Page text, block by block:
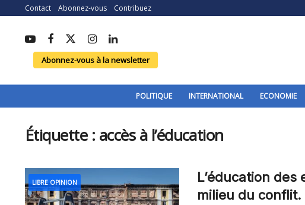
Contact Abonnez-vous Contribuez
Abonnez-vous à la newsletter
POLITIQUE INTERNATIONAL ECONOMIE
Étiquette : accès à l’éducation
LIBRE OPINION
L’éducation
milieu du conflit.